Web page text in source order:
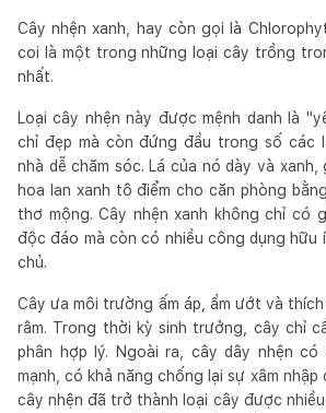
Cây nhện xanh, hay còn gọi là
coi là một trong những loại cây trồng
nhất.
Loại cây nhện này được mệnh danh là
chỉ đẹp mà còn đứng đầu trong số các
nhà dễ chăm sóc. Lá của nó dày và
hoa lan xanh tô điểm cho căn phòng
thơ mộng. Cây nhện xanh không chỉ có
độc đáo mà còn có nhiều công dụng hữu
chủ.
Cây ưa môi trường ấm áp, ẩm ướt và
râm. Trong thời kỳ sinh trưởng, cây chỉ
phân hợp lý. Ngoài ra, cây dây nhện có
mạnh, có khả năng chống lại sự xâm nhập
cây nhện đã trở thành loại cây được